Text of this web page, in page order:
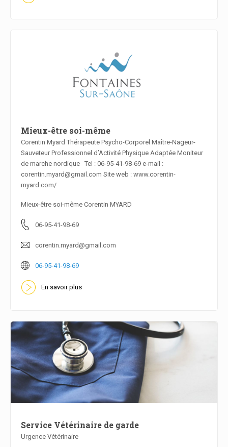
En savoir plus
Mieux-être soi-même
Corentin Myard Thérapeute Psycho-Corporel Maître-Nageur-
Sauveteur Professionnel d’Activité Physique Adaptée Moniteur
de marche nordique Tel : 06-95-41-98-69 e-mail :
corentin.myard@gmail.com Site web : www.corentin-
myard.com/
Mieux-être soi-même Corentin MYARD
06-95-41-98-69
corentin.myard@gmail.com
06-95-41-98-69
En savoir plus
Service Vétérinaire de garde
Urgence Vétérinaire